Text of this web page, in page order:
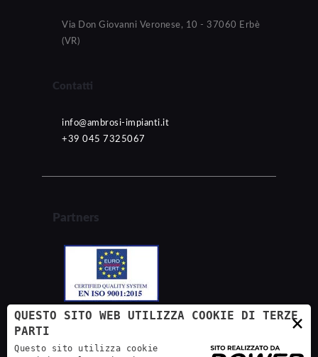
Via Don Giovanni Veronese, 10 - 37060 Erbè
(VR)
Contatti
info@ambrosi-impianti.it
+39 045 7325067
Partners
×
QUESTO SITO WEB UTILIZZA COOKIE DI TERZE
PARTI
Questo sito utilizza cookie